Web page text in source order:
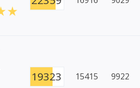
19323 15415 9922